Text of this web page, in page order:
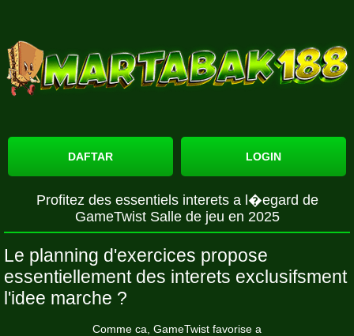
DAFTAR LOGIN
Profitez des essentiels interets a l�egard de
GameTwist Salle de jeu en 2025
Le planning d'exercices propose
essentiellement des interets exclusifsment
l'idee marche ?
Comme ca, GameTwist favorise a